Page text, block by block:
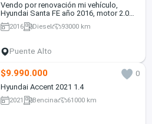
Vendo por renovación mi vehículo,
Hyundai Santa FE año 2016, motor 2.0
Diesel, Automático, tracción 4x2.wd.
2016 Diesel 93000 km
Puente Alto
$9.990.000
0
Hyundai Accent 2021 1.4
2021 Bencina 61000 km